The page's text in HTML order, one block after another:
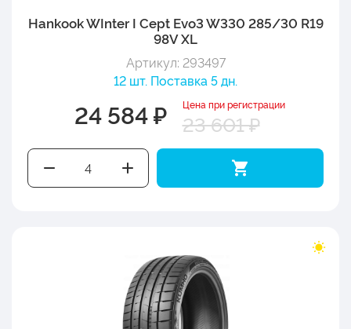
Hankook WInter I Cept Evo3 W330 285/30 R19
98V XL
Артикул: 293497
12 шт. Поставка 5 дн.
24 584 ₽ Цена при регистрации
23 601 ₽